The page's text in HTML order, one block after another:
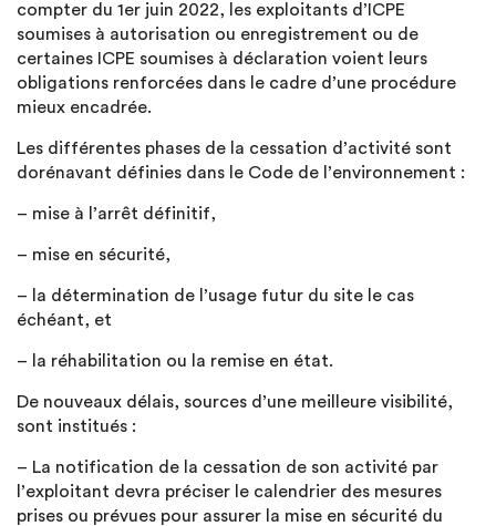
compter du 1er juin 2022, les exploitants d’ICPE
soumises à autorisation ou enregistrement ou de
certaines ICPE soumises à déclaration voient leurs
obligations renforcées dans le cadre d’une procédure
mieux encadrée.
Les différentes phases de la cessation d’activité sont
dorénavant définies dans le Code de l’environnement :
– mise à l’arrêt définitif,
– mise en sécurité,
– la détermination de l’usage futur du site le cas
échéant, et
– la réhabilitation ou la remise en état.
De nouveaux délais, sources d’une meilleure visibilité,
sont institués :
– La notification de la cessation de son activité par
l’exploitant devra préciser le calendrier des mesures
prises ou prévues pour assurer la mise en sécurité du